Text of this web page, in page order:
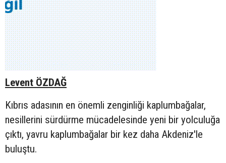
Levent ÖZDAĞ
Kıbrıs adasının en önemli zenginliği kaplumbağalar,
nesillerini sürdürme mücadelesinde yeni bir yolculuğa
çıktı, yavru kaplumbağalar bir kez daha Akdeniz'le
buluştu.